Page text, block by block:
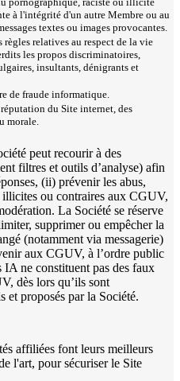
à l'intégrité d'un autre Membre ou au
textes ou images provocantes.
règles relatives au respect de la vie
les propos discriminatoires,
insultants, dénigrants et
de fraude informatique.
du Site internet, des
morale.
peut recourir à des
filtres et outils d’analyse) afin
(ii) prévenir les abus,
illicites ou contraires aux CGUV,
La Société se réserve
supprimer ou empêcher la
(notamment via messagerie)
aux CGUV, à l’ordre public
ne constituent pas des faux
dès lors qu’ils sont
et proposés par la Société.
affiliées font leurs meilleurs
l'art, pour sécuriser le Site